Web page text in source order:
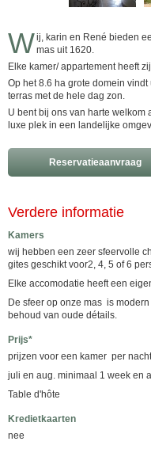
Wij, karin en René bieden
mas uit 1620.
Elke kamer/ appartement heeft
Op het 8.6 ha grote domein
terras met de hele dag zon.
U bent bij ons van harte welkom
luxe plek in een landelijke
Reservatieaanvraag
Verdere informatie
Kamers
wij hebben een zeer sfeervolle
gites geschikt voor2, 4, 5 of 6
Elke accomodatie heeft een
De sfeer op onze mas is
behoud van oude détails.
Prijs*
prijzen voor een kamer per
juli en aug. minimaal 1 week en
Table d'hôte
Kredietkaarten
nee